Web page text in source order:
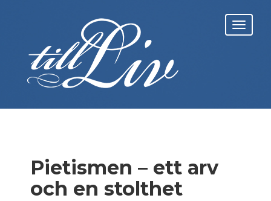
Pietismen – ett arv
och en stolthet